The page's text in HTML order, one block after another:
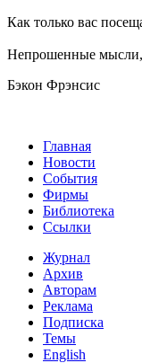
Как только вас
Непрошенные
Бэкон Фрэнсис
Главная
Новости
События
Фирмы
Библиотека
Ссылки
Журнал
Архив
Авторам
Реклама
Подписка
Темы
English